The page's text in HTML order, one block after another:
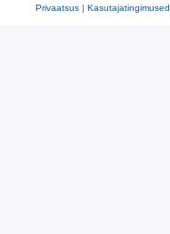
Privaatsus | Kasutajatingimused